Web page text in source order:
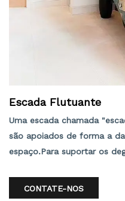
Escada Flutuante
Uma escada chamada
são apoiados de forma a
espaço.Para suportar os
contemporânea e elegante.
CONTATE-NOS